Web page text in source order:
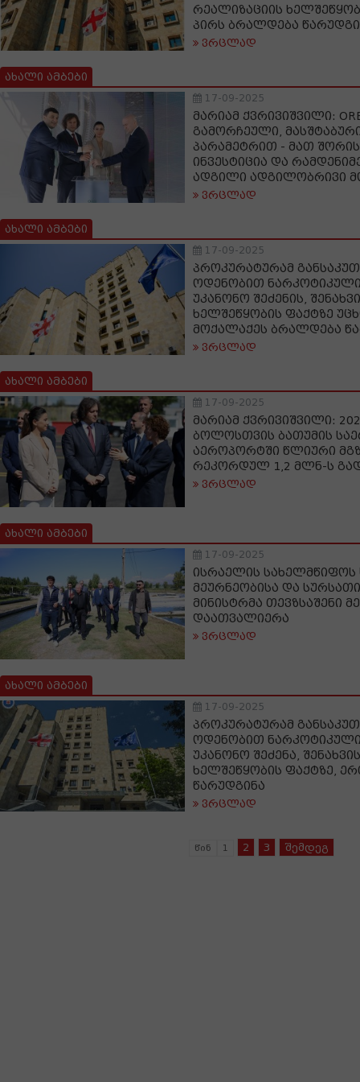
რეალიზაციის
პირს ბრალდება
ვრცლად
ახალი ამბები
17-09-2025
მარიამ ქვრივიშვილი:
გამორჩეული,
პარამეტრით - მათ
ინვესტიცია და
ადგილი ადგილობრივი
ვრცლად
ახალი ამბები
17-09-2025
პროკურატურამ
ოდენობით
უკანონო შეძენის,
ხელშეწყობის ფაქტზე
მოქალაქეს ბრალდება
ვრცლად
ახალი ამბები
17-09-2025
მარიამ ქვრივიშვილი:
ბოლოსთვის ბათუმის
აეროპორტში წლიური
რეკორდულ 1,2 მლნ-ს
ვრცლად
ახალი ამბები
17-09-2025
ისრაელის
მეურნეობისა და
მინისტრმა თევზსაშენი
დაათვალიერა
ვრცლად
ახალი ამბები
17-09-2025
პროკურატურამ
ოდენობით
უკანონო შეძენა,
ხელშეწყობის ფაქტზე,
წარუდგინა
ვრცლად
წინ 1 2 3 შემდეგ